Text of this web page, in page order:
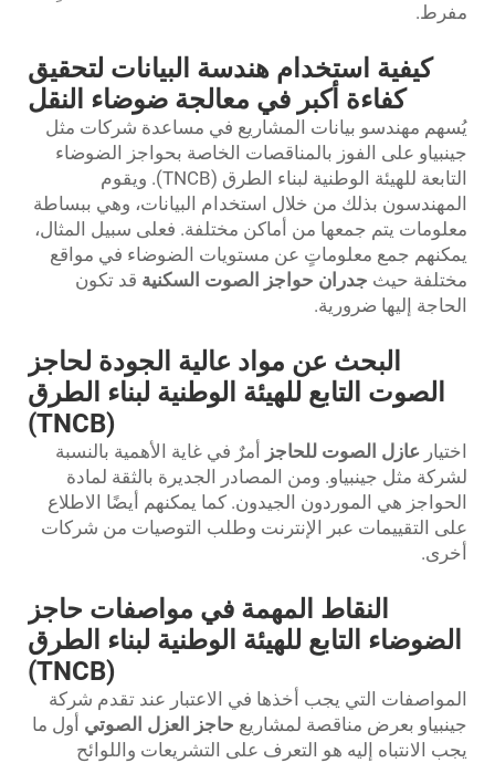
مفرط.
كيفية استخدام هندسة البيانات لتحقيق
كفاءة أكبر في معالجة ضوضاء النقل
يُسهم مهندسو بيانات المشاريع في مساعدة شركات مثل
جينبياو على الفوز بالمناقصات الخاصة بحواجز الضوضاء
التابعة للهيئة الوطنية لبناء الطرق (TNCB). ويقوم
المهندسون بذلك من خلال استخدام البيانات، وهي ببساطة
معلومات يتم جمعها من أماكن مختلفة. فعلى سبيل المثال،
يمكنهم جمع معلوماتٍ عن مستويات الضوضاء في مواقع
مختلفة حيثجدران حواجز الصوت السكنيةقد تكون
الحاجة إليها ضرورية.
البحث عن مواد عالية الجودة لحاجز
الصوت التابع للهيئة الوطنية لبناء الطرق
اختيارعازل الصوت للحاجزأمرٌ في غاية الأهمية بالنسبة
لشركة مثل جينبياو. ومن المصادر الجديرة بالثقة لمادة
الحواجز هي الموردون الجيدون. كما يمكنهم أيضًا الاطلاع
على التقييمات عبر الإنترنت وطلب التوصيات من شركات
أخرى.
النقاط المهمة في مواصفات حاجز
الضوضاء التابع للهيئة الوطنية لبناء الطرق
المواصفات التي يجب أخذها في الاعتبار عند تقدم شركة
جينبياو بعرض مناقصة لمشاريعحاجز العزل الصوتيأول ما
يجب الانتباه إليه هو التعرف على التشريعات واللوائح